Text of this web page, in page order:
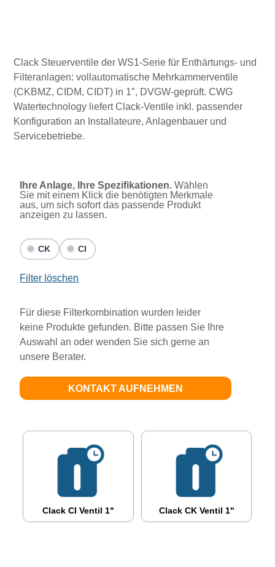
Clack Steuerventile der WS1-Serie für Enthärtungs- und
Filteranlagen: vollautomatische Mehrkammerventile
(CKBMZ, CIDM, CIDT) in 1″, DVGW-geprüft. CWG
Watertechnology liefert Clack-Ventile inkl. passender
Konfiguration an Installateure, Anlagenbauer und
Servicebetriebe.
Ihre Anlage, Ihre Spezifikationen. Wählen
Sie mit einem Klick die benötigten Merkmale
aus, um sich sofort das passende Produkt
anzeigen zu lassen.
CK CI
Filter löschen
Für diese Filterkombination wurden leider
keine Produkte gefunden. Bitte passen Sie Ihre
Auswahl an oder wenden Sie sich gerne an
unsere Berater.
KONTAKT AUFNEHMEN
Clack CI Ventil 1" Clack CK Ventil 1"